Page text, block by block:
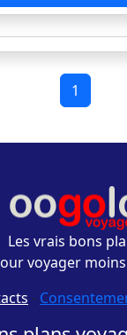
1
Les vrais bons
voyager
-